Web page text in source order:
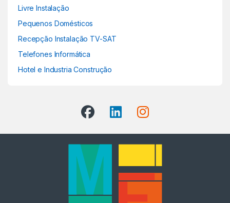
Livre Instalação
Pequenos Domésticos
Recepção Instalação TV-SAT
Telefones Informática
Hotel e Industria Construção